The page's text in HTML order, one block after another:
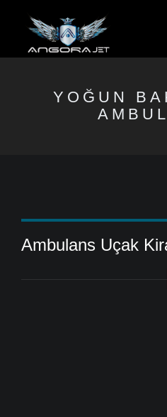
YOĞUN
Ambulans Uçak